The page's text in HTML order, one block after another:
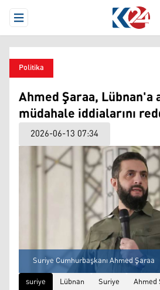
Open Menu
Politika
Ahmed Şaraa, Lübnan'a
müdahale iddialarını
2026-06-13 07:34
Suriye Cumhurbaşkanı Ahmed Şaraa
suriye
Lübnan Suriye Ahmed